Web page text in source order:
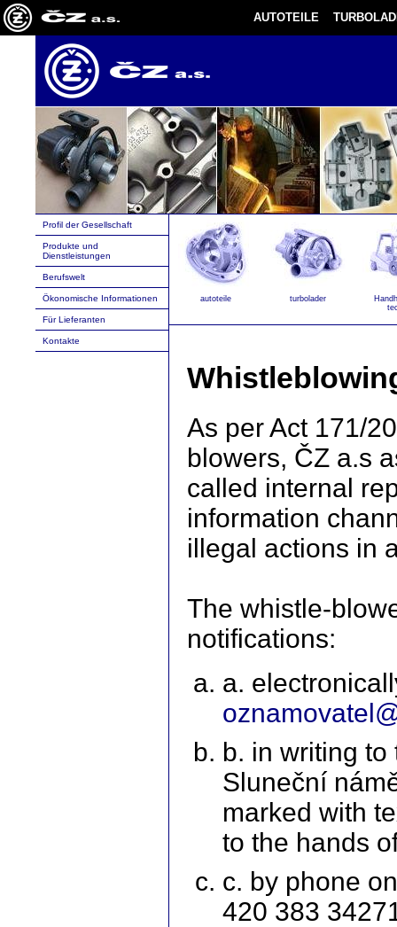
AUTOTEILE
Profil der Gesellschaft
Produkte und
Dienstleistungen
Berufswelt
Ökonomische Informationen
Für Lieferanten
Kontakte
autoteile turbolader
As per Act 171/
blowers, ČZ a.s
called internal
information
illegal actions in
The whistle-
notifications:
a.
b. in writing to
Sluneční
marked with
to the hands
c. by phone
420 383